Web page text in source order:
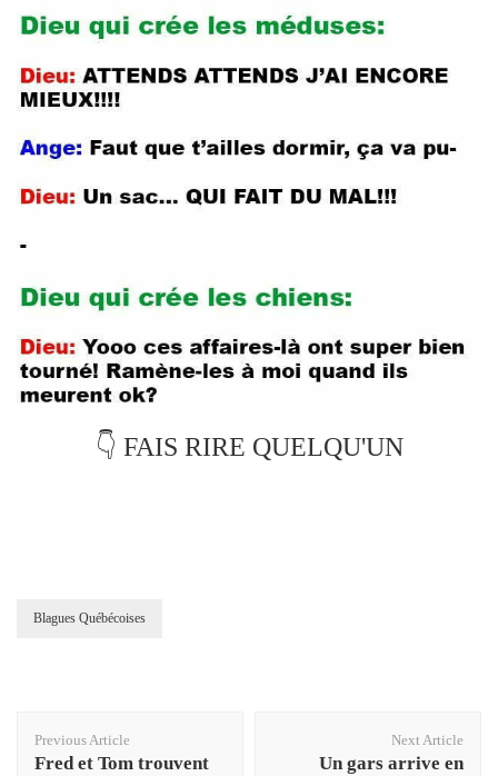
👇 FAIS RIRE QUELQU'UN
Blagues Québécoises
Navigation
Previous Article
Fred et Tom trouvent
Next Article
Un gars arrive en